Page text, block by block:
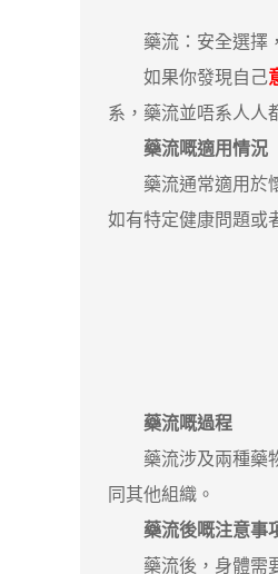
藥流：安全選擇
如果你發現自己
系，藥流並唔系人人
藥流嘅適用情況
藥流通常適用於懷
如有特定健康問題或
藥流嘅過程
藥流涉及兩種藥物
同其他組織。
藥流後嘅注意事
藥流後，身體需要